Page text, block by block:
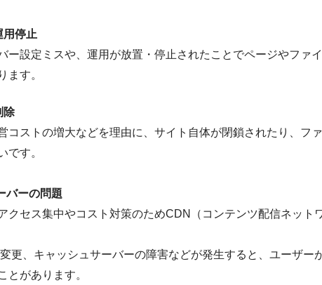
用停止
ー設定ミスや、運用が放置・停止されたことでページやファ
ます。
除
コストの増大などを理由に、サイト自体が閉鎖されたり、フ
です。
バーの問題
クセス集中やコスト対策のためCDN（コンテンツ配信ネット
更、キャッシュサーバーの障害などが発生すると、ユーザー
とがあります。